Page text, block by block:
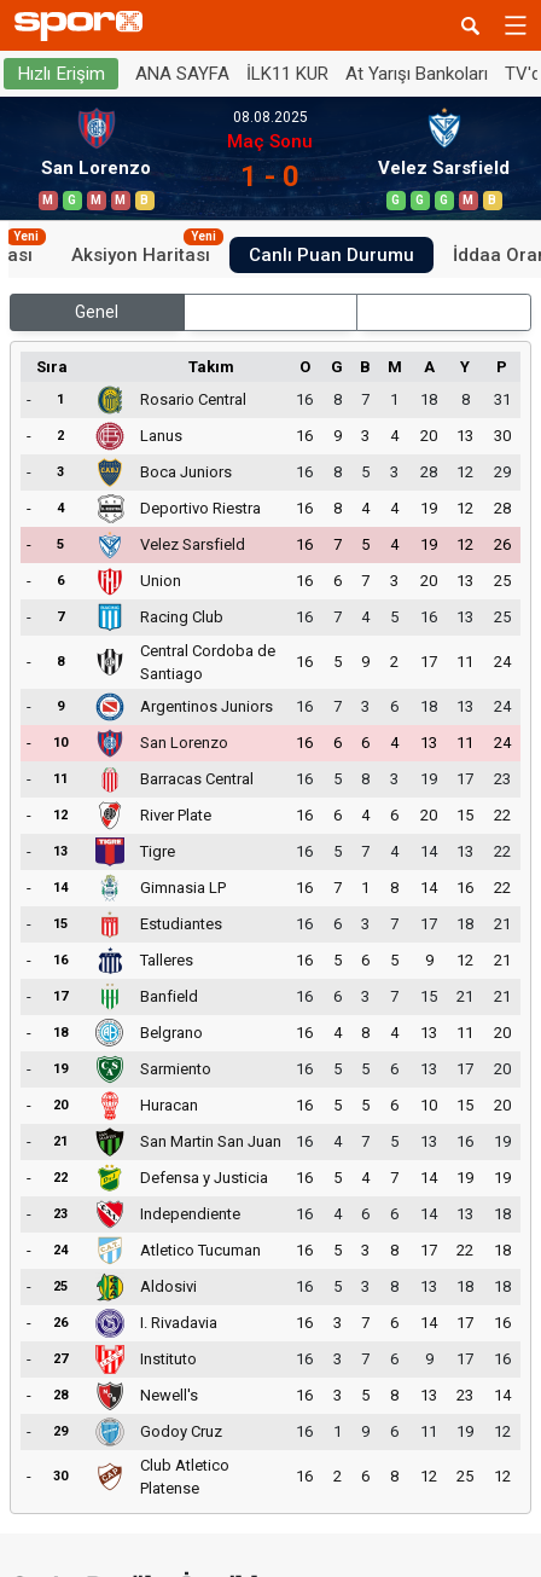
Hızlı Erişim ANA SAYFA İLK11 KUR At Yarışı Bankoları
San Lorenzo
M G M M B
08.08.2025
Maç Sonu
1 - 0 Velez Sarsfield
G G G M B
Yeni
Aksiyon Haritası
Yeni
Canlı Puan Durumu İddaa
Genel
Sıra Takım O G B M A Y
P
-
1 Rosario Central 16 8 7 1 18 8
31
-
2 Lanus 16 9 3 4 20 13
30
-
3 Boca Juniors 16 8 5 3 28 12
29
-
4 Deportivo Riestra 16 8 4 4 19 12
28
-
5 Velez Sarsfield 16 7 5 4 19 12
26
-
6 Union 16 6 7 3 20 13
25
-
7 Racing Club 16 7 4 5 16 13 25
- 8
Central Cordoba de
Santiago
16 5 9 2 17 11 24
- 9 Argentinos Juniors 16 7 3 6 18 13
24
-
10 San Lorenzo 16 6 6 4 13 11
24
-
11 Barracas Central 16 5 8 3 19 17
23
-
12 River Plate 16 6 4 6 20 15
22
-
13 Tigre 16 5 7 4 14 13
22
-
14 Gimnasia LP 16 7 1 8 14 16
22
-
15 Estudiantes 16 6 3 7 17 18
21
-
16 Talleres 16 5 6 5 9 12
21
-
17 Banfield 16 6 3 7 15 21
21
-
18 Belgrano 16 4 8 4 13 11
20
-
19 Sarmiento 16 5 5 6 13 17
20
-
20 Huracan 16 5 5 6 10 15
20
-
21 San Martin San Juan 16 4 7 5 13 16
19
-
22 Defensa y Justicia 16 5 4 7 14 19
19
-
23 Independiente 16 4 6 6 14 13
18
-
24 Atletico Tucuman 16 5 3 8 17 22
18
-
25 Aldosivi 16 5 3 8 13 18
18
-
26 I. Rivadavia 16 3 7 6 14 17
16
-
27 Instituto 16 3 7 6 9 17
16
-
28 Newell's 16 3 5 8 13 23
14
-
29 Godoy Cruz 16 1 9 6 11 19 12
- 30
Club Atletico
Platense
16 2 6 8 12 25 12